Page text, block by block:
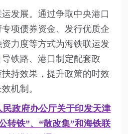
展。通过争取中央港口
项债券资金、发行优质企
力度等方式为海铁联运发
铁路、港口制定配套政
持效果，提升政策的时效
机制。
政府办公厅关于印发天津
转铁”、“散改集”和海铁联